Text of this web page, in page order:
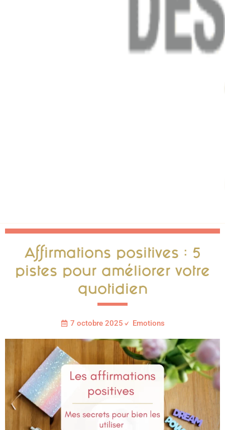
Affirmations positives : 5
pistes pour améliorer votre
quotidien
7 octobre 2025 Emotions